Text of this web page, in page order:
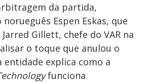
da partida,
Espen Eskas, que
Gillett, chefe do VAR na
o toque que anulou o
entidade explica como a
funciona.